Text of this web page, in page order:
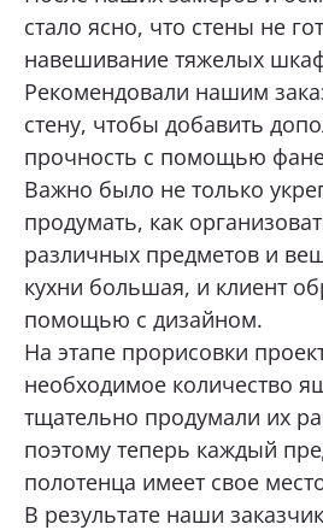
стало ясно, что стены не
навешивание тяжелых
Рекомендовали нашим
стену, чтобы добавить
прочность с помощью
Важно было не только
продумать, как
различных предметов и
кухни большая, и клиент
помощью с дизайном.
На этапе прорисовки
необходимое количество
тщательно продумали их
поэтому теперь каждый
полотенца имеет свое
В результате наши
Нажимая кнопку «Отправить», я
на обработку моих персональных
Федеральным законом от
«О персональных данных», на
определенных в Согласии на